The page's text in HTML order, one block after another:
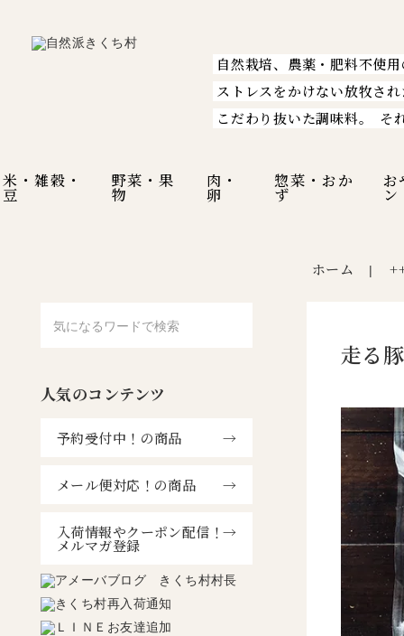
自然栽培、農薬・肥料不使
ストレスをかけない放牧さ
こだわり抜いた調味料。
そ
米・雑穀・
豆
野菜・果
物
肉・
卵
惣菜・おか
ず
お
ン
ホーム |
走る
人気のコンテンツ
予約受付中！の商品
メール便対応！の商品
入荷情報やクーポン配信！
メルマガ登録